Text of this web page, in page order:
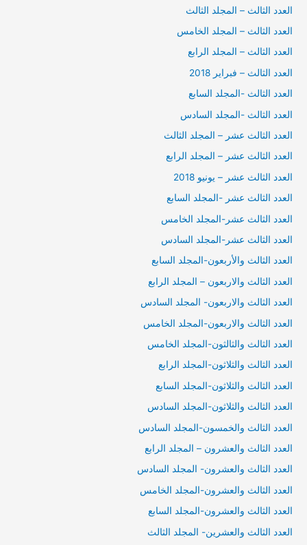
العدد الثالث – المجلد الثالث
العدد الثالث – المجلد الخامس
العدد الثالث – المجلد الرابع
العدد الثالث – فبراير 2018
العدد الثالث -المجلد السابع
العدد الثالث -المجلد السادس
العدد الثالث عشر – المجلد الثالث
العدد الثالث عشر – المجلد الرابع
العدد الثالث عشر – يونيو 2018
العدد الثالث عشر -المجلد السابع
العدد الثالث عشر-المجلد الخامس
العدد الثالث عشر-المجلد السادس
العدد الثالث والأربعون-المجلد السابع
العدد الثالث والاربعون – المجلد الرابع
العدد الثالث والاربعون- المجلد السادس
العدد الثالث والاربعون-المجلد الخامس
العدد الثالث والثالثون-المجلد الخامس
العدد الثالث والثلاثون-المجلد الرابع
العدد الثالث والثلاثون-المجلد السابع
العدد الثالث والثلاثون-المجلد السادس
العدد الثالث والخمسون-المجلد السادس
العدد الثالث والعشرون – المجلد الرابع
العدد الثالث والعشرون- المجلد السادس
العدد الثالث والعشرون-المجلد الخامس
العدد الثالث والعشرون-المجلد السابع
العدد الثالث والعشرين- المجلد الثالث